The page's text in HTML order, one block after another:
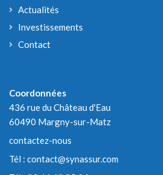
Actualités
Investissements
Contact
Coordonnées
436 rue du Château d'Eau
60490 Margny-sur-Matz
contactez-nous
Tél : contact@synassur.com